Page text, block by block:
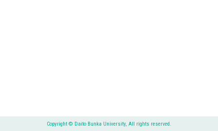
Copyright © Daito Bunka University, All rights reserved.